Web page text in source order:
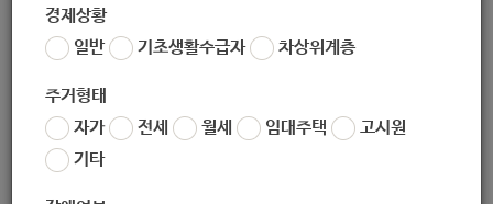
경제상황
일반
기초생활수급자 차상위계층
주거형태
자가
전세 월세 임대주택
고시원
기타
좋아요0 싫어요
[월계복지관] 베이킹수강생 모집
목록보기